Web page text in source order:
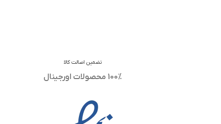
تضمین اصالت کالا
100% محصولات اورجینال